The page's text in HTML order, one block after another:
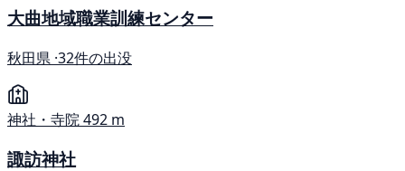
大曲地域職業訓練センター
秋田県 ·32件の出没
神社・寺院492 m
諏訪神社